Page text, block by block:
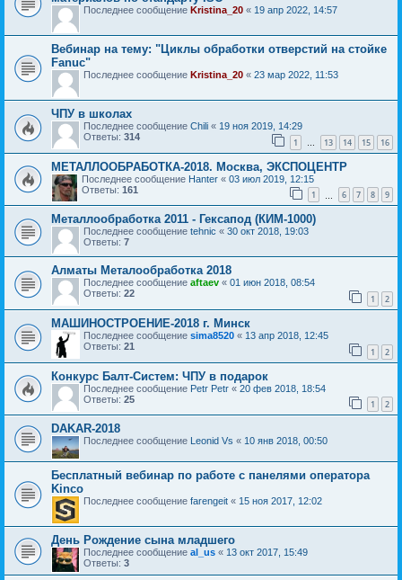
Последнее сообщение Kristina_20 « 19 апр 2022, 14:57
Вебинар на тему: "Циклы обработки отверстий на стойке
Fanuc"
Последнее сообщение Kristina_20 « 23 мар 2022, 11:53
ЧПУ в школах
Последнее сообщение Chili « 19 ноя 2019, 14:29
Ответы: 314 1 … 13 14 15 16
МЕТАЛЛООБРАБОТКА-2018. Москва, ЭКСПОЦЕНТР
Последнее сообщение Hanter « 03 июл 2019, 12:15
Ответы: 161 1 6 7 8 9
Металлообработка 2011 - Гексапод (КИМ-1000)
Последнее сообщение tehnic « 30 окт 2018, 19:03
Ответы: 7
Алматы Металообработка 2018
Последнее сообщение aftaev « 01 июн 2018, 08:54
Ответы: 22 1 2
МАШИНОСТРОЕНИЕ-2018 г. Минск
Последнее сообщение sima8520 « 13 апр 2018, 12:45
Ответы: 21 1 2
Конкурс Балт-Систем: ЧПУ в подарок
Последнее сообщение Petr Petr « 20 фев 2018, 18:54
Ответы: 25 1 2
DAKAR-2018
Последнее сообщение Leonid Vs « 10 янв 2018, 00:50
Бесплатный вебинар по работе с панелями оператора
Kinco
Последнее сообщение farengeit « 15 ноя 2017, 12:02
День Рождение сына младшего
Последнее сообщение al_us « 13 окт 2017, 15:49
Ответы: 3